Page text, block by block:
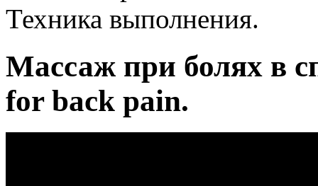
Техника выполнения.
Массаж при болях в
for back pain.